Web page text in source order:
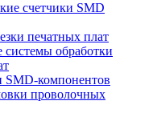
счетчики SMD
печатных плат
обработки
SMD-компонентов
проволочных